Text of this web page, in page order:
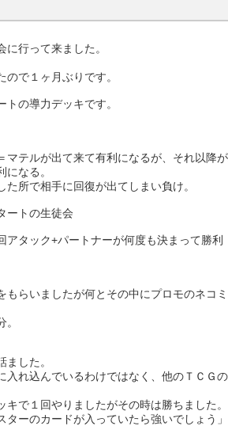
行って来ました。
で１ヶ月ぶりです。
の導力デッキです。
マテルが出て来て有利になるが、それ以降
なる。
所で相手に回復が出てしまい負け。
ートの生徒会
タック+パートナーが何度も決まって勝利
らいましたが何とその中にプロモのネコミ
した。
入れ込んでいるわけではなく、他のＴＣＧ
で１回やりましたがその時は勝ちました。
ターのカードが入っていたら強いでしょう